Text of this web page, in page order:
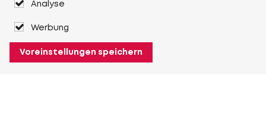
Analyse
Werbung
Voreinstellungen speichern